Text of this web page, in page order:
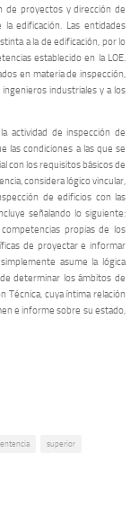
de proyectos y dirección de
edificación. Las entidades
a la de edificación, por lo
establecido en la LOE.
en materia de inspección,
industriales y a los
actividad de inspección de
las condiciones a las que se
con los requisitos básicos de
considera lógico vincular,
de edificios con las
señalando lo siguiente:
propias de los
de proyectar e informar
asume la lógica
determinar los ámbitos de
Técnica, cuya íntima relación
e informe sobre su estado,
superior